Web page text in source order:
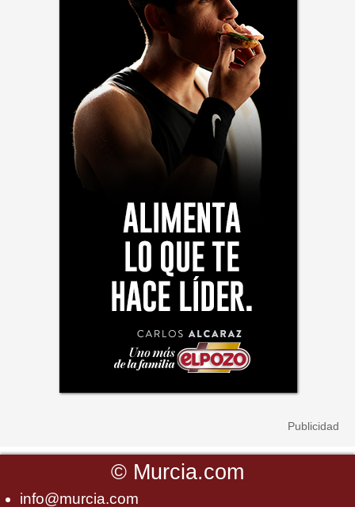
© Murcia.com
info@murcia.com